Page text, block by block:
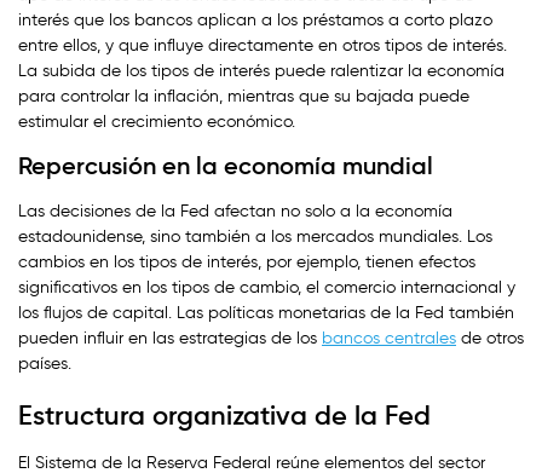
interés que los bancos aplican a los préstamos a corto plazo
entre ellos, y que influye directamente en otros tipos de interés.
La subida de los tipos de interés puede ralentizar la economía
para controlar la inflación, mientras que su bajada puede
estimular el crecimiento económico.
Repercusión en la economía mundial
Las decisiones de la Fed afectan no solo a la economía
estadounidense, sino también a los mercados mundiales. Los
cambios en los tipos de interés, por ejemplo, tienen efectos
significativos en los tipos de cambio, el comercio internacional y
los flujos de capital. Las políticas monetarias de la Fed también
pueden influir en las estrategias de los bancos centrales de otros
países.
Estructura organizativa de la Fed
El Sistema de la Reserva Federal reúne elementos del sector